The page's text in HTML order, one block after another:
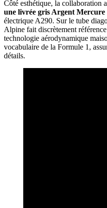
Côté esthétique, la collaboration
une livrée gris Argent
électrique A290. Sur le tube
Alpine fait discrètement
technologie aérodynamique
vocabulaire de la Formule 1,
détails.